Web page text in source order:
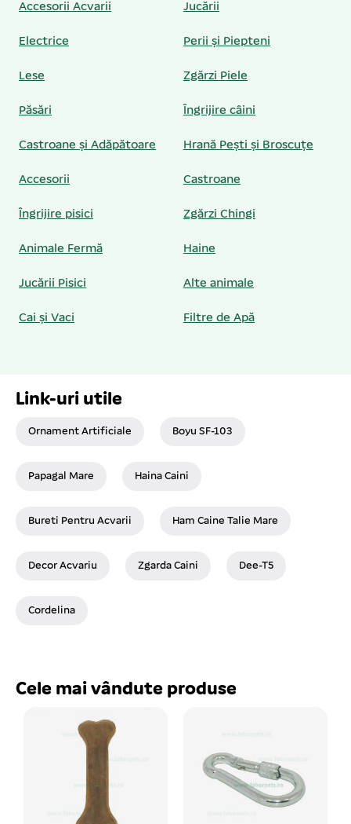
Accesorii Acvarii Jucării
Electrice Perii și Piepteni
Lese Zgărzi Piele
Păsări Îngrijire câini
Castroane și Adăpătoare Hrană Pești și Broscuțe
Accesorii Castroane
Îngrijire pisici Zgărzi Chingi
Animale Fermă Haine
Jucării Pisici Alte animale
Cai și Vaci Filtre de Apă
Link-uri utile
Ornament Artificiale Boyu SF-103
Papagal Mare Haina Caini
Bureti Pentru Acvarii Ham Caine Talie Mare
Decor Acvariu Zgarda Caini Dee-T5
Cordelina
Cele mai vândute produse